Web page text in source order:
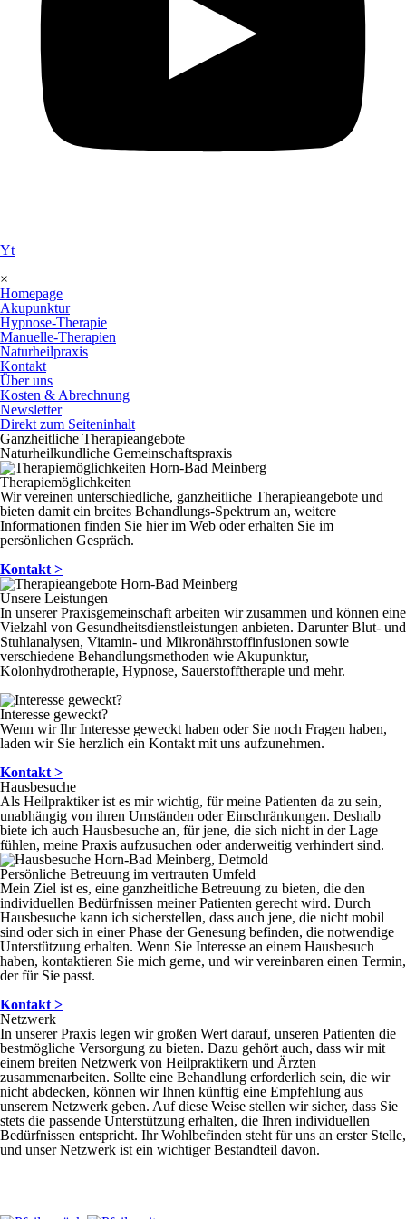
Yt
×
Homepage
Akupunktur
Hypnose-Therapie
Manuelle-Therapien
Naturheilpraxis
Kontakt
Über uns
Kosten & Abrechnung
Newsletter
Direkt zum Seiteninhalt
Ganzheitliche Therapieangebote
Naturheilkundliche Gemeinschaftspraxis
Therapiemöglichkeiten
Wir vereinen unterschiedliche, ganzheitliche Therapieangebote und
bieten damit ein breites Behandlungs-Spektrum an, weitere
Informationen finden Sie hier im Web oder erhalten Sie im
persönlichen Gespräch.
Kontakt >
Unsere Leistungen
In unserer Praxisgemeinschaft arbeiten wir zusammen und können eine
Vielzahl von Gesundheitsdienstleistungen anbieten. Darunter Blut- und
Stuhlanalysen, Vitamin- und Mikronährstoffinfusionen sowie
verschiedene Behandlungsmethoden wie Akupunktur,
Kolonhydrotherapie, Hypnose, Sauerstofftherapie und mehr.
Interesse geweckt?
Wenn wir Ihr Interesse geweckt haben oder Sie noch Fragen haben,
laden wir Sie herzlich ein Kontakt mit uns aufzunehmen.
Kontakt >
Hausbesuche
Als Heilpraktiker ist es mir wichtig, für meine Patienten da zu sein,
unabhängig von ihren Umständen oder Einschränkungen. Deshalb
biete ich auch Hausbesuche an, für jene, die sich nicht in der Lage
fühlen, meine Praxis aufzusuchen oder anderweitig verhindert sind.
Persönliche Betreuung im vertrauten Umfeld
Mein Ziel ist es, eine ganzheitliche Betreuung zu bieten, die den
individuellen Bedürfnissen meiner Patienten gerecht wird. Durch
Hausbesuche kann ich sicherstellen, dass auch jene, die nicht mobil
sind oder sich in einer Phase der Genesung befinden, die notwendige
Unterstützung erhalten. Wenn Sie Interesse an einem Hausbesuch
haben, kontaktieren Sie mich gerne, und wir vereinbaren einen Termin,
der für Sie passt.
Kontakt >
Netzwerk
In unserer Praxis legen wir großen Wert darauf, unseren Patienten die
bestmögliche Versorgung zu bieten. Dazu gehört auch, dass wir mit
einem breiten Netzwerk von Heilpraktikern und Ärzten
zusammenarbeiten. Sollte eine Behandlung erforderlich sein, die wir
nicht abdecken, können wir Ihnen künftig eine Empfehlung aus
unserem Netzwerk geben. Auf diese Weise stellen wir sicher, dass Sie
stets die passende Unterstützung erhalten, die Ihren individuellen
Bedürfnissen entspricht. Ihr Wohlbefinden steht für uns an erster Stelle,
und unser Netzwerk ist ein wichtiger Bestandteil davon.